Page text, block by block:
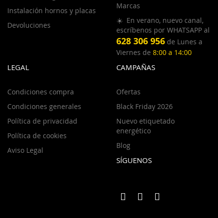
Instalación hornos y placas
Devoluciones
Marcas
☀️ En verano, nuevo canal,
escríbenos por WHATSAPP al
628 306 956 de Lunes a
Viernes de 8:00 a 14:00
LEGAL
Condiciones compra
Condiciones generales
Política de privacidad
Política de cookies
Aviso Legal
CAMPAÑAS
Ofertas
Black Friday 2026
Nuevo etiquetado
energético
Blog
SÍGUENOS